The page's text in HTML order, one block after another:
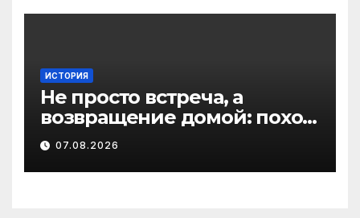
ИСТОРИЯ
Не просто встреча, а
возвращение домой: поход
на родину предков в
Виноградовском округе
07.08.2026